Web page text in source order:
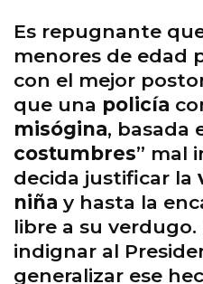
Es repugnante
menores de edad
con el mejor
que una policía
misógina, basada
costumbres” mal
decida justificar la
niña y hasta la
libre a su verdugo.
indignar al
generalizar ese